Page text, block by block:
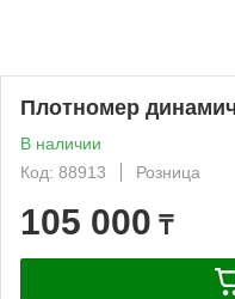
Плотномер
В наличии
Код: 88913
Розница
105 000 ₸